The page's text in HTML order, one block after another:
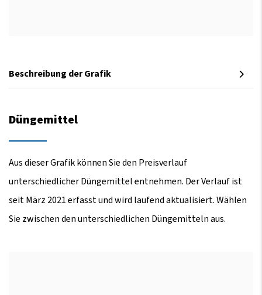
Beschreibung der Grafik
Düngemittel
Aus dieser Grafik können Sie den Preisverlauf
unterschiedlicher Düngemittel entnehmen. Der Verlauf ist
seit März 2021 erfasst und wird laufend aktualisiert. Wählen
Sie zwischen den unterschiedlichen Düngemitteln aus.